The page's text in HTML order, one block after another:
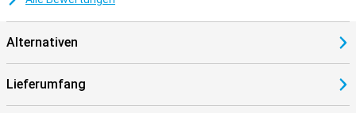
Alternativen
Lieferumfang